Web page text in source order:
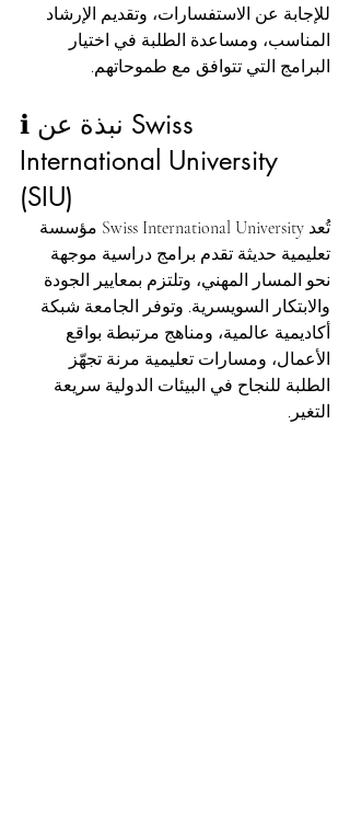
للإجابة عن الاستفسارات، وتقديم الإرشاد
المناسب، ومساعدة الطلبة في اختيار
البرامج التي تتوافق مع طموحاتهم.
ℹ️ نبذة عن Swiss
International University
(SIU)
تُعد Swiss International University مؤسسة
تعليمية حديثة تقدم برامج دراسية موجهة
نحو المسار المهني، وتلتزم بمعايير الجودة
والابتكار السويسرية. وتوفر الجامعة شبكة
أكاديمية عالمية، ومناهج مرتبطة بواقع
الأعمال، ومسارات تعليمية مرنة تجهّز
الطلبة للنجاح في البيئات الدولية سريعة
التغير.